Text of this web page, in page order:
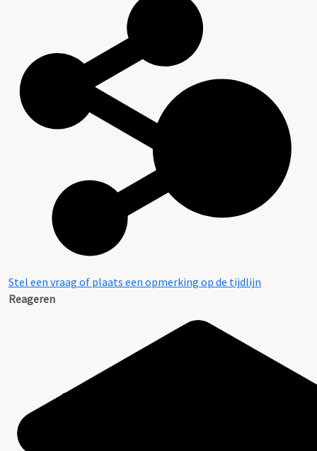
Stel een vraag of plaats een opmerking op de tijdlijn
Reageren